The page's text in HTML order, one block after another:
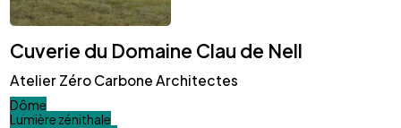
Cuverie du Domaine Clau de Nell
Atelier Zéro Carbone Architectes
Dôme
Lumière zénithale